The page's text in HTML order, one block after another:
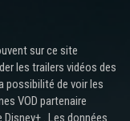
sur ce site
les trailers vidéos des
possibilité de voir les
VOD partenaire
. Les données